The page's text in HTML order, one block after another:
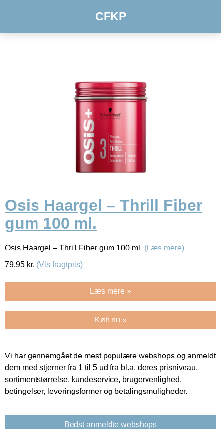
CFKP
Osis Haargel – Thrill Fiber
gum 100 ml.
Osis Haargel – Thrill Fiber gum 100 ml. (Læs mere)
79.95 kr. (Vis fragtpris)
Læs mere »
Køb nu »
Vi har gennemgået de mest populære webshops og anmeldt
dem med stjerner fra 1 til 5 ud fra bl.a. deres prisniveau,
sortimentstørrelse, kundeservice, brugervenlighed,
betingelser, leveringsformer og betalingsmuligheder.
Bedst anmeldte webshops